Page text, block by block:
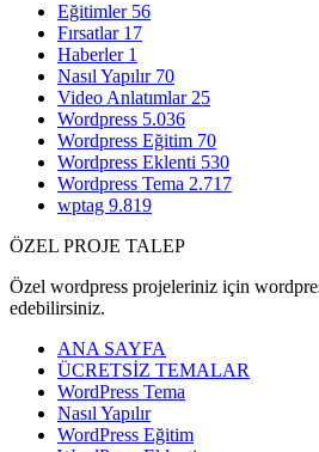
Eğitimler 56
Fırsatlar 17
Haberler 1
Nasıl Yapılır 70
Video Anlatımlar 25
Wordpress 5.036
Wordpress Eğitim 70
Wordpress Eklenti 530
Wordpress Tema 2.717
wptag 9.819
ÖZEL PROJE TALEP
Özel wordpress projeleriniz için
edebilirsiniz.
ANA SAYFA
ÜCRETSİZ TEMALAR
WordPress Tema
Nasıl Yapılır
WordPress Eğitim